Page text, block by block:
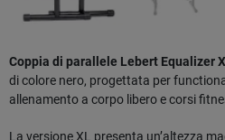
Coppia di parallele Lebert Equalizer
di colore nero, progettata per
allenamento a corpo libero e corsi
La versione XL presenta un’altezza